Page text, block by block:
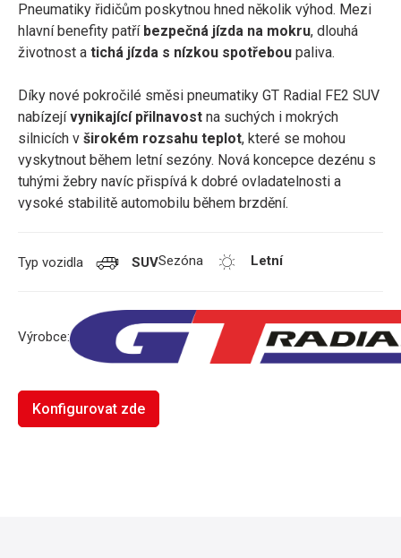
Pneumatiky řidičům poskytnou hned několik výhod. Mezi
hlavní benefity patří bezpečná jízda na mokru, dlouhá
životnost a tichá jízda s nízkou spotřebou paliva.
Díky nové pokročilé směsi pneumatiky GT Radial FE2 SUV
nabízejívynikající přilnavost na suchých i mokrých
silnicích v širokém rozsahu teplot, které se mohou
vyskytnout během letní sezóny. Nová koncepce dezénu s
tuhými žebry navíc přispívá k dobré ovladatelnosti a
vysoké stabilitě automobilu během brzdění.
Typ vozidla SUVSezóna Letní
Výrobce:
Konfigurovat zde